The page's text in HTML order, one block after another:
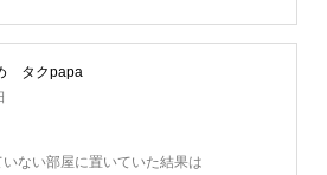
タクpapa
ない部屋に置いていた結果は